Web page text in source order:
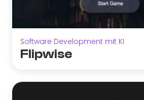
Software Development mit KI
Flipwise